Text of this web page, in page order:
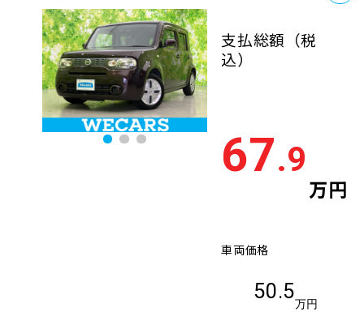
支払総額 （税
込）
67.9
万円
車両価格
50.5
万円